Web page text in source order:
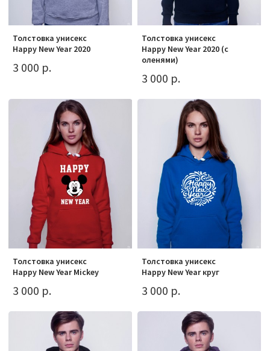
Толстовка унисекс
Happy New Year 2020
3 000 р.
Толстовка унисекс
Happy New Year 2020 (с
оленями)
3 000 р.
Толстовка унисекс
Happy New Year Mickey
3 000 р.
Толстовка унисекс
Happy New Year круг
3 000 р.